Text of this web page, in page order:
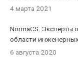
4 марта 2021
NormaCS. Эксперты
области
6 августа 2020